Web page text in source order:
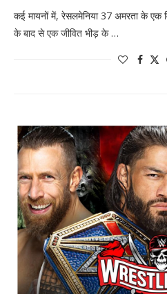
कई मायनों में, रेसलमेनिया 37 अमरता के एक
के बाद से एक जीवित भीड़ के …